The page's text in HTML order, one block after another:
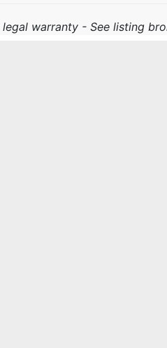
warranty - See listing